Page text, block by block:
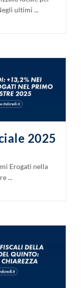
ultimi ...
2025
Erogati nella
...